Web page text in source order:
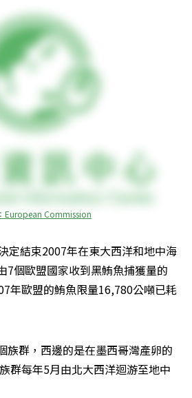
European Commission
定結束2007年在東大西洋和地中海
7個歐盟國家收到黑鮪魚捕獲量的
年歐盟的鮪魚限量16,780公噸已耗
族群，西邊的是在墨西哥灣產卵的
群每年5月由北大西洋迴游至地中